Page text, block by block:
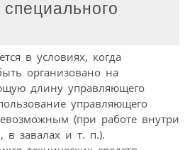
в условиях, когда
организовано на
длину управляющего
управляющего
(при работе внутри
завалах и т. п.).